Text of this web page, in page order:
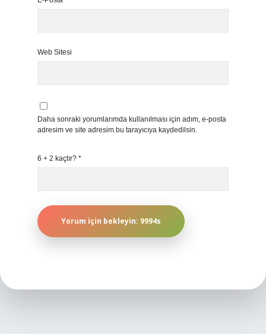
Web Sitesi
Daha sonraki yorumlarımda kullanılması için adım, e-posta
adresim ve site adresim bu tarayıcıya kaydedilsin.
6 + 2 kaçtır? *